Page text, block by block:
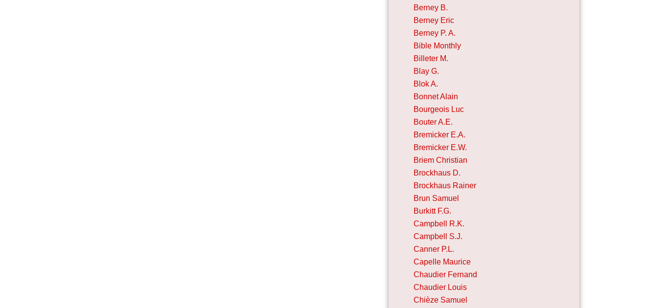
Berney B.
Berney Eric
Berney P. A.
Bible Monthly
Billeter M.
Blay G.
Blok A.
Bonnet Alain
Bourgeois Luc
Bouter A.E.
Bremicker E.A.
Bremicker E.W.
Briem Christian
Brockhaus D.
Brockhaus Rainer
Brun Samuel
Burkitt F.G.
Campbell R.K.
Campbell S.J.
Canner P.L.
Capelle Maurice
Chaudier Fernand
Chaudier Louis
Chièze Samuel